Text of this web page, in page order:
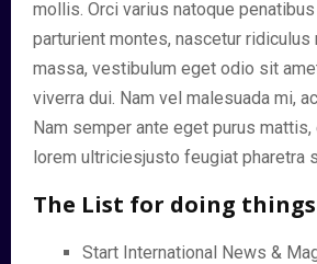
mollis. Orci varius natoque
parturient montes, nascetur ridiculus
massa, vestibulum eget odio sit
viverra dui. Nam vel malesuada mi,
Nam semper ante eget purus
lorem ultriciesjusto feugiat pharetra
The List for doing things
Start International News &